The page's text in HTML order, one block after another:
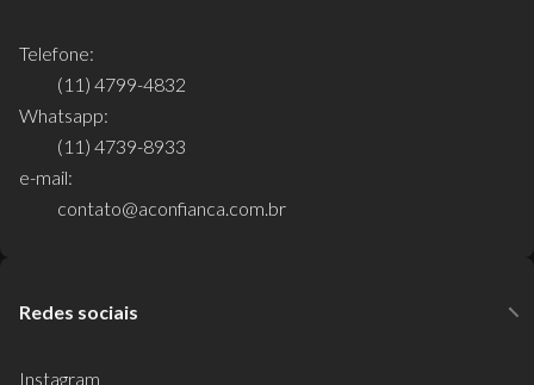
Telefone:
(11) 4799-4832
Whatsapp:
(11) 4739-8933
e-mail:
contato@aconfianca.com.br
Redes sociais
Instagram